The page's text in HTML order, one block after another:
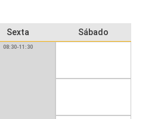
Sexta
Sábado
08:30-11:30